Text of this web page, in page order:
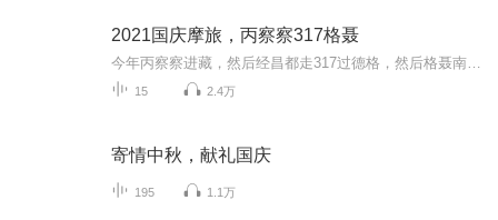
2021国庆摩旅，丙察察317格聂
15 2.4万
寄情中秋，献礼国庆
195 1.1万